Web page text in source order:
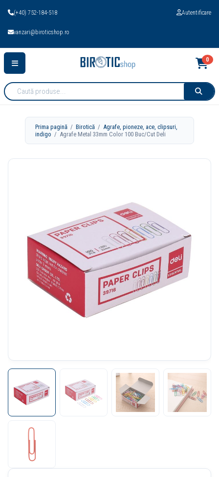
(+40) 752-184-518
vanzari@biroticshop.ro
Autentificare
Cauta
produse:
0
Prima pagină /Birotică /Agrafe, pioneze, ace, clipsuri,
indigo / Agrafe Metal 33mm Color 100 Buc/Cut Deli